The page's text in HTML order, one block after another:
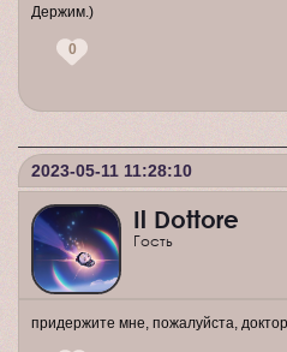
Держим.)
0
2023-05-11 11:28:10
Il Dottore
Гость
придержите мне, пожалуйста,